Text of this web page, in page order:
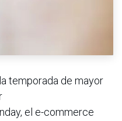
temporada de mayor
el e-commerce